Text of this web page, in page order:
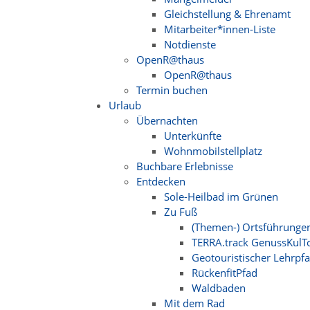
Gleichstellung & Ehrenamt
Mitarbeiter*innen-Liste
Notdienste
OpenR@thaus
OpenR@thaus
Termin buchen
Urlaub
Übernachten
Unterkünfte
Wohnmobilstellplatz
Buchbare Erlebnisse
Entdecken
Sole-Heilbad im Grünen
Zu Fuß
(Themen-)
TERRA.track
Geotouristischer
RückenfitPfad
Waldbaden
Mit dem Rad